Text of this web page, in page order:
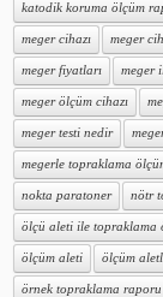
katodik koruma ölçüm
meger cihazı meger
meger fiyatları meger
meger ölçüm cihazı
meger testi nedir
megerle topraklama
nokta paratoner nötr
ölçü aleti ile topraklama
ölçüm aleti ölçüm
örnek topraklama raporu